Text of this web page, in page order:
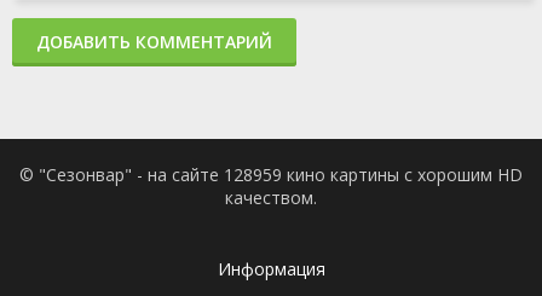
ДОБАВИТЬ КОММЕНТАРИЙ
© "Сезонвар" - на сайте 128959 кино картины с хорошим HD
качеством.
Информация